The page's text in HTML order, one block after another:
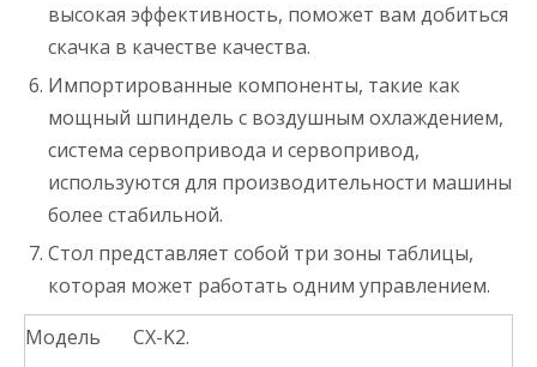
высокая эффективность, поможет вам добиться
скачка в качестве качества.
Импортированные компоненты, такие как
мощный шпиндель с воздушным охлаждением,
система сервопривода и сервопривод,
используются для производительности машины
более стабильной.
Стол представляет собой три зоны таблицы,
которая может работать одним управлением.
Модель
CX-K2.